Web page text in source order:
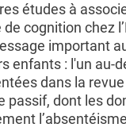
études à
cognition chez
important
enfants : l'un au-
dans la
passif, dont les